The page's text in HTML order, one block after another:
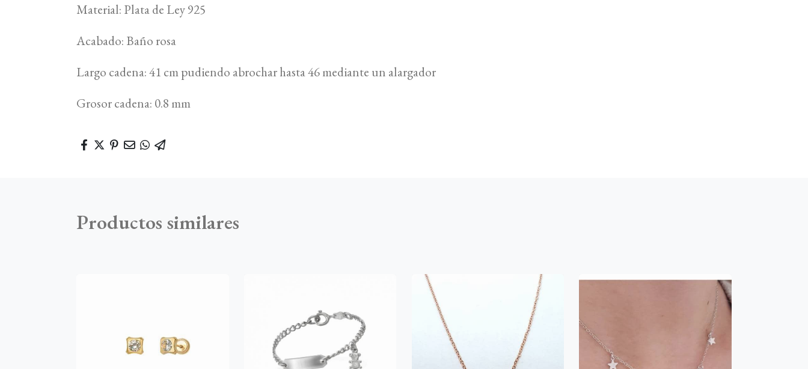
Material: Plata de Ley 925
Acabado: Baño rosa
Largo cadena: 41 cm pudiendo abrochar hasta 46 mediante un alargador
Grosor cadena: 0.8 mm
Productos similares